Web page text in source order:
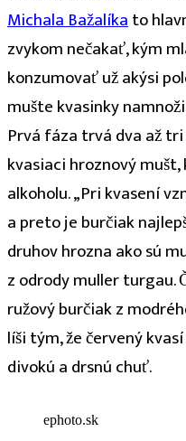
Michala Bažalíkato
zvykom nečakať, kým
konzumovať už akýsi
mušte kvasinky
Prvá fáza trvá dva až
kvasiaci hroznový
alkoholu. „Pri kvasení
a preto je burčiak
druhov hrozna ako sú
z odrody muller turgau.
ružový burčiak z
líši tým, že červený
divokú a drsnú chuť.
ephoto.sk